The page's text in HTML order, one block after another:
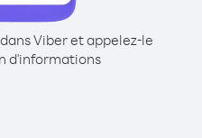
Viber et appelez-le
d'informations